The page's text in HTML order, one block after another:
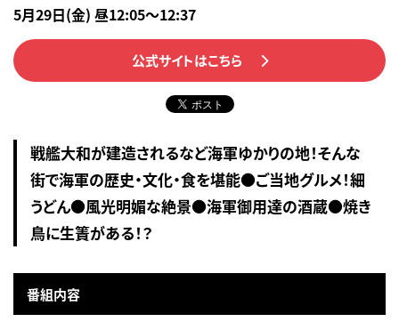
5月29日(金) 昼12:05～12:37
公式サイトはこちら
戦艦大和が建造されるなど海軍ゆかりの地！そんな
街で海軍の歴史・文化・食を堪能●ご当地グルメ！細
うどん●風光明媚な絶景●海軍御用達の酒蔵●焼き
鳥に生簀がある！？
番組内容